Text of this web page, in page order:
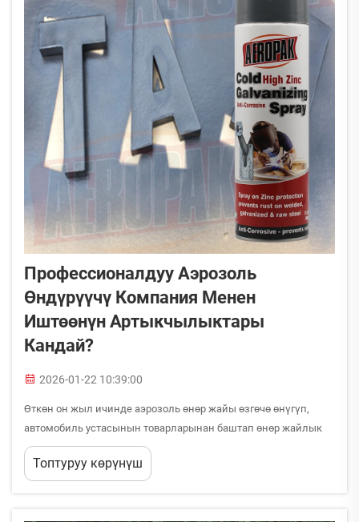
Профессионалдуу Аэрозоль
Өндүрүүчү Компания Менен
Иштөөнүн Артыкчылыктары
Кандай?
2026-01-22 10:39:00
Өткөн он жыл ичинде аэрозоль өнөр жайы өзгөчө өнүгүп,
автомобиль устасынын товарларынан баштап өнөр жайлык
тазалоо эритмелерге чейинки ар кандай тармактардагы
компаниялар профессионалдуу аэрозоль өндүрүүчү менен
Топтуруу көрүнүш